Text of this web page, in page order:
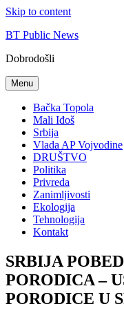
Skip to content
BT Public News
Dobrodošli
Menu
Bačka Topola
Mali Iđoš
Srbija
Vlada AP Vojvodine
DRUŠTVO
Politika
Privreda
Zanimljivosti
Ekologija
Tehnologija
Kontakt
SRBIJA
PORODICA –
PORODICE U